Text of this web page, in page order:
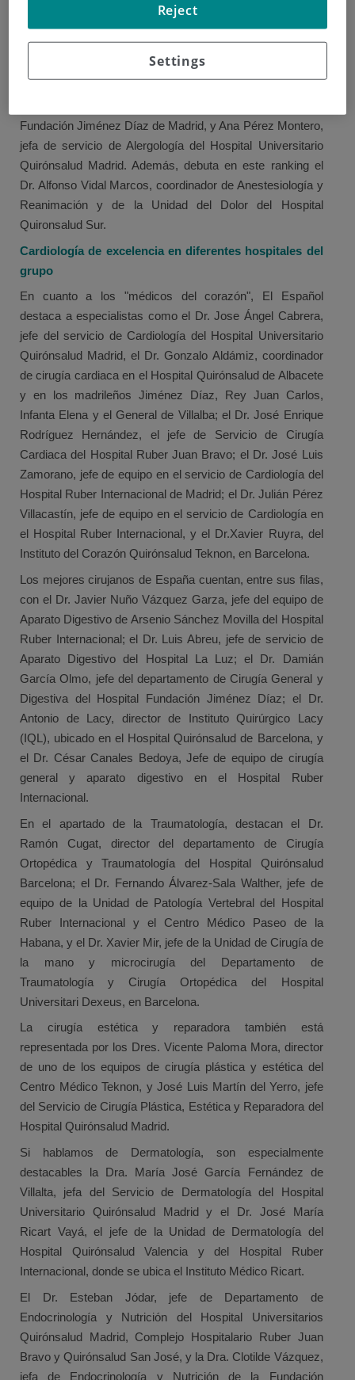
y en total han incluid a 53 facultativos que trabajan en
alguno de los centros que tiene el Grupo Quirónsalud en
Fundación Jiménez Díaz de Madrid, y Ana Pérez Montero,
jefa de servicio de Alergología del Hospital Universitario
Quirónsalud Madrid. Además, debuta en este ranking el
Dr. Alfonso Vidal Marcos, coordinador de Anestesiología y
Reanimación y de la Unidad del Dolor del Hospital
Quironsalud Sur.
Cardiología de excelencia en diferentes hospitales del
grupo
En cuanto a los "médicos del corazón", El Español
destaca a especialistas como el Dr. Jose Ángel Cabrera,
jefe del servicio de Cardiología del Hospital Universitario
Quirónsalud Madrid, el Dr. Gonzalo Aldámiz, coordinador
de cirugía cardiaca en el Hospital Quirónsalud de Albacete
y en los madrileños Jiménez Díaz, Rey Juan Carlos,
Infanta Elena y el General de Villalba; el Dr. José Enrique
Rodríguez Hernández, el jefe de Servicio de Cirugía
Cardiaca del Hospital Ruber Juan Bravo; el Dr. José Luis
Zamorano, jefe de equipo en el servicio de Cardiología del
Hospital Ruber Internacional de Madrid; el Dr. Julián Pérez
Villacastín, jefe de equipo en el servicio de Cardiología en
el Hospital Ruber Internacional, y el Dr.Xavier Ruyra, del
Instituto del Corazón Quirónsalud Teknon, en Barcelona.
Los mejores cirujanos de España cuentan, entre sus filas,
con el Dr. Javier Nuño Vázquez Garza, jefe del equipo de
Aparato Digestivo de Arsenio Sánchez Movilla del Hospital
Ruber Internacional; el Dr. Luis Abreu, jefe de servicio de
Aparato Digestivo del Hospital La Luz; el Dr. Damián
García Olmo, jefe del departamento de Cirugía General y
Digestiva del Hospital Fundación Jiménez Díaz; el Dr.
Antonio de Lacy, director de Instituto Quirúrgico Lacy
(IQL), ubicado en el Hospital Quirónsalud de Barcelona, y
el Dr. César Canales Bedoya, Jefe de equipo de cirugía
general y aparato digestivo en el Hospital Ruber
Internacional.
En el apartado de la Traumatología, destacan el Dr.
Ramón Cugat, director del departamento de Cirugía
Ortopédica y Traumatología del Hospital Quirónsalud
Barcelona; el Dr. Fernando Álvarez-Sala Walther, jefe de
equipo de la Unidad de Patología Vertebral del Hospital
Ruber Internacional y el Centro Médico Paseo de la
Habana, y el Dr. Xavier Mir, jefe de la Unidad de Cirugía de
la mano y microcirugía del Departamento de
Traumatología y Cirugía Ortopédica del Hospital
Universitari Dexeus, en Barcelona.
La cirugía estética y reparadora también está
representada por los Dres. Vicente Paloma Mora, director
de uno de los equipos de cirugía plástica y estética del
Centro Médico Teknon, y José Luis Martín del Yerro, jefe
del Servicio de Cirugía Plástica, Estética y Reparadora del
Hospital Quirónsalud Madrid.
Si hablamos de Dermatología, son especialmente
destacables la Dra. María José García Fernández de
Villalta, jefa del Servicio de Dermatología del Hospital
Universitario Quirónsalud Madrid y el Dr. José María
Ricart Vayá, el jefe de la Unidad de Dermatología del
Hospital Quirónsalud Valencia y del Hospital Ruber
Internacional, donde se ubica el Instituto Médico Ricart.
El Dr. Esteban Jódar, jefe de Departamento de
Endocrinología y Nutrición del Hospital Universitarios
Quirónsalud Madrid, Complejo Hospitalario Ruber Juan
Bravo y Quirónsalud San José, y la Dra. Clotilde Vázquez,
jefa de Endocrinología y Nutrición de la Fundación
Settings
Reject